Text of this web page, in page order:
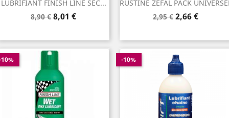
LUBRIFIANT FINISH LINE SEC...
Prix
8,90 € Prix
8,01 €
RUSTINE ZEFAL PACK
Prix
2,95 € Prix
2,66 €
-10%